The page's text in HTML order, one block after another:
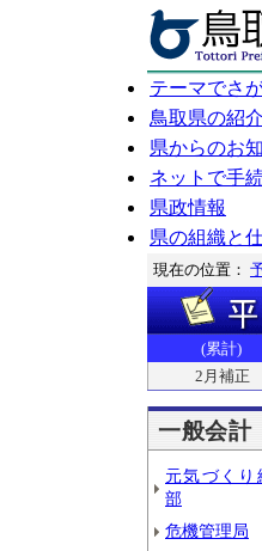
テーマでさ
鳥取県の紹
県からのお
ネットで手
県政情報
県の組織と
現在の位置：
(累計)
2月補正
一般会計
元気づくり
部
危機管理局